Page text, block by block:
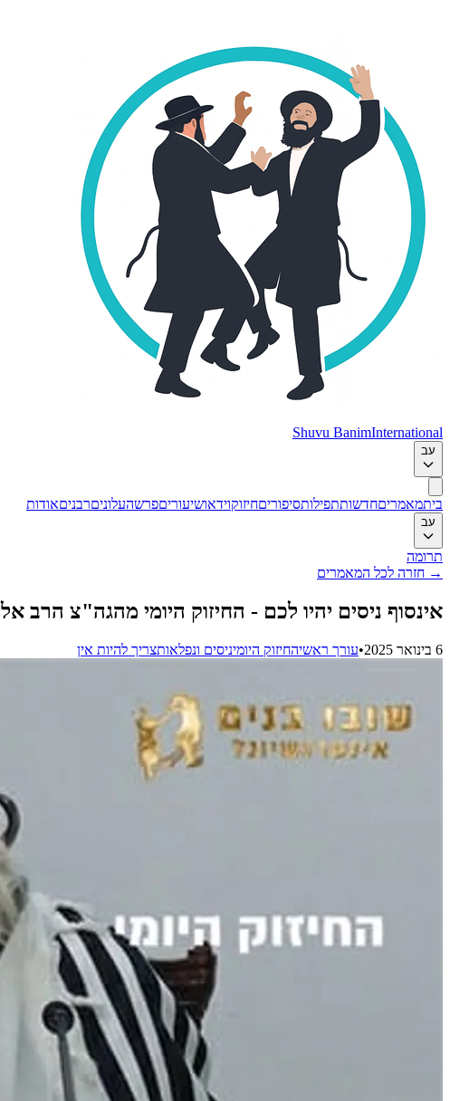
Shuvu BanimInternational
עב
ביתמאמריםחדשותתפילותסיפוריםחיזוקוידאושיעוריםפרשהעלוניםרבניםאודות
עב
תרומה
→ חזרה לכל המאמרים
אינסוף ניסים יהיו לכם - החיזוק היומי מהגה"צ הרב
6 בינואר 2025 •עורך ראשיהחיזוק היומיניסים ונפלאותצריך להיות אין